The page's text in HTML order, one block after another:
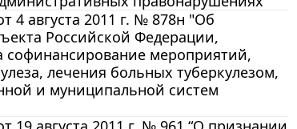
4 августа 2011 г. № 878н "Об
Российской Федерации,
софинансирование мероприятий,
лечения больных туберкулезом,
и муниципальной систем